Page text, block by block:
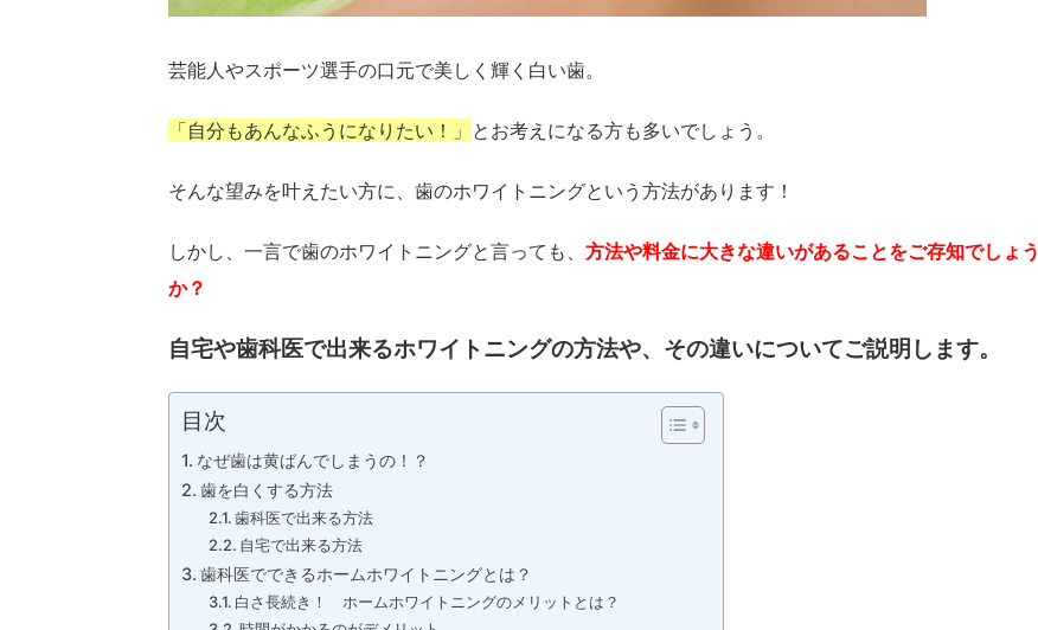
芸能人やスポーツ選手の口元で美しく輝く白い歯。
「自分もあんなふうになりたい！」 とお考えになる方も多いでしょう。
そんな望みを叶えたい方に、歯のホワイトニングという方法があります！
しかし、一言で歯のホワイトニングと言っても、 方法や料金に大きな違いがあることをご存知でしょう
か？
自宅や歯科医で出来るホワイトニングの方法や、その違いについてご説明します。
目次
なぜ歯は黄ばんでしまうの！？
歯を白くする方法
歯科医で出来る方法
自宅で出来る方法
歯科医でできるホームホワイトニングとは？
白さ長続き！ ホームホワイトニングのメリットとは？